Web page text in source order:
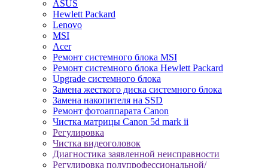
ASUS
Hewlett Packard
Lenovo
MSI
Acer
Ремонт системного блока MSI
Ремонт системного блока Hewlett Packard
Upgrade системного блока
Замена жесткого диска системного блока
Замена накопителя на SSD
Ремонт фотоаппарата Canon
Чистка матрицы Canon 5d mark ii
Регулировка
Чистка видеоголовок
Диагностика заявленной неисправности
Регулировка полупрофессиональной/